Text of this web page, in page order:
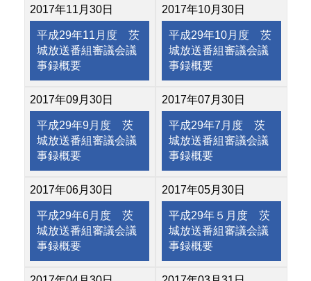
2017年11月30日
平成29年11月度 茨
城放送番組審議会議
事録概要
2017年10月30日
平成29年10月度 茨
城放送番組審議会議
事録概要
2017年09月30日
平成29年9月度 茨
城放送番組審議会議
事録概要
2017年07月30日
平成29年7月度 茨
城放送番組審議会議
事録概要
2017年06月30日
平成29年6月度 茨
城放送番組審議会議
事録概要
2017年05月30日
平成29年５月度 茨
城放送番組審議会議
事録概要